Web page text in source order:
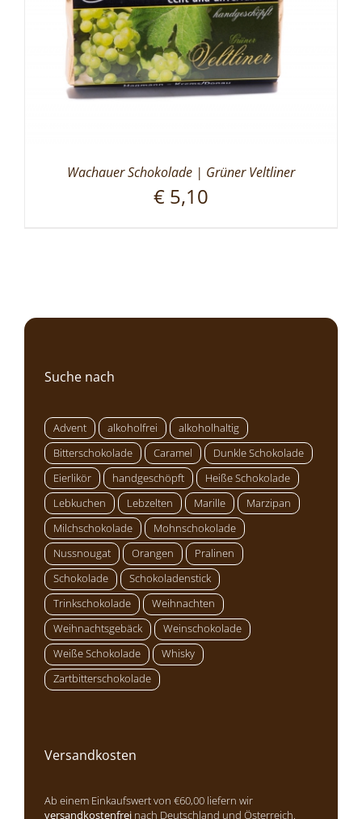
Wachauer Schokolade | Grüner Veltliner
€ 5,10
Suche nach
Advent alkoholfrei
alkoholhaltig
Bitterschokolade
Caramel
Dunkle Schokolade
Eierlikör
handgeschöpft
Heiße Schokolade
Lebkuchen
Lebzelten Marille
Marzipan
Milchschokolade
Mohnschokolade
Nussnougat
Orangen
Pralinen
Schokolade
Schokoladenstick
Trinkschokolade
Weihnachten
Weihnachtsgebäck
Weinschokolade
Weiße Schokolade
Whisky
Zartbitterschokolade
Versandkosten
Ab einem Einkaufswert von €60,00 liefern wir
versandkostenfrei nach Deutschland und Österreich.